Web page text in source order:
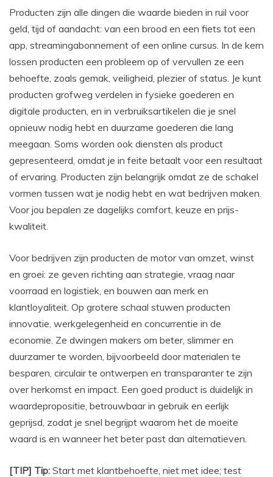
Producten zijn alle dingen die waarde bieden in ruil voor
geld, tijd of aandacht: van een brood en een fiets tot een
app, streamingabonnement of een online cursus. In de kern
lossen producten een probleem op of vervullen ze een
behoefte, zoals gemak, veiligheid, plezier of status. Je kunt
producten grofweg verdelen in fysieke goederen en
digitale producten, en in verbruiksartikelen die je snel
opnieuw nodig hebt en duurzame goederen die lang
meegaan. Soms worden ook diensten als product
gepresenteerd, omdat je in feite betaalt voor een resultaat
of ervaring. Producten zijn belangrijk omdat ze de schakel
vormen tussen wat je nodig hebt en wat bedrijven maken.
Voor jou bepalen ze dagelijks comfort, keuze en prijs-
kwaliteit.
Voor bedrijven zijn producten de motor van omzet, winst
en groei: ze geven richting aan strategie, vraag naar
voorraad en logistiek, en bouwen aan merk en
klantloyaliteit. Op grotere schaal stuwen producten
innovatie, werkgelegenheid en concurrentie in de
economie. Ze dwingen makers om beter, slimmer en
duurzamer te worden, bijvoorbeeld door materialen te
besparen, circulair te ontwerpen en transparanter te zijn
over herkomst en impact. Een goed product is duidelijk in
waardepropositie, betrouwbaar in gebruik en eerlijk
geprijsd, zodat je snel begrijpt waarom het de moeite
waard is en wanneer het beter past dan alternatieven.
[TIP] Tip: Start met klantbehoefte, niet met idee; test